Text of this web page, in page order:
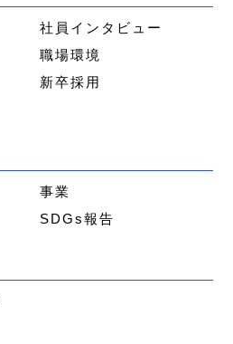
社員インタビュー
職場環境
新卒採用
事業
SDGs報告